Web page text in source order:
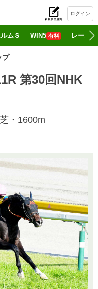
ログイン
ムＳ WIN5 有料 レース
プ
第30回NHK
・1600m